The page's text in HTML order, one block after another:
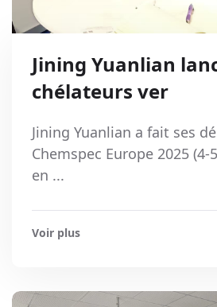
Jining Yuanlian
chélateurs ver
Jining Yuanlian a fait ses
Chemspec Europe 2025
en ...
Voir plus